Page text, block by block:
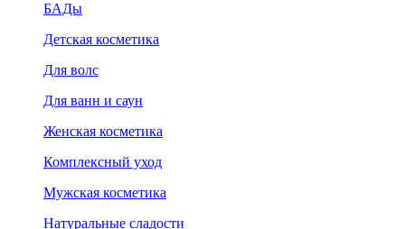
БАДы
Детская косметика
Для волс
Для ванн и саун
Женская косметика
Комплексный уход
Мужская косметика
Натуральные сладости